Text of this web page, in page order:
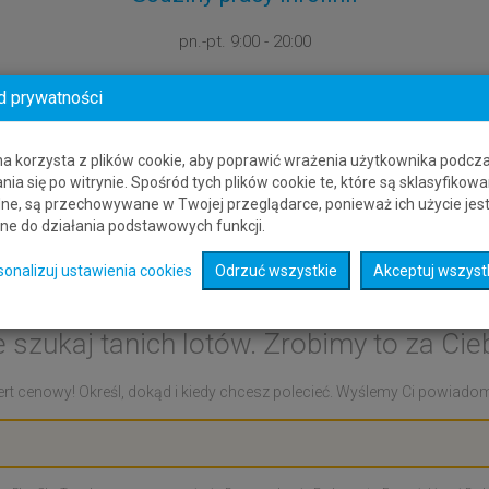
pn.-pt. 9:00 - 20:00
cenowy: Olsztyn -
szukaj tanich lotów. Zrobimy to za
cenowy! Określ, dokąd i kiedy chcesz polecieć. Wyślemy Ci
prywatności
korzysta z plików cookie, aby poprawić wrażenia użytkownika
się po witrynie. Spośród tych plików cookie te, które są
są przechowywane w Twojej przeglądarce, ponieważ ich użycie jest
do działania podstawowych funkcji.
ustawienia cookies Odrzuć wszystkie Akceptuj